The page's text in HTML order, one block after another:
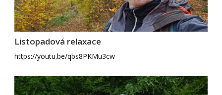
Listopadová relaxace
https://youtu.be/qbs8PKMu3cw